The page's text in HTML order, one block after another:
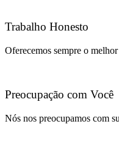
Trabalho Honesto
Oferecemos sempre o
Preocupação com Você
Nós nos preocupamos com